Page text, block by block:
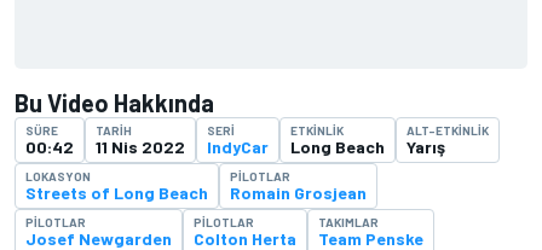
Bu Video Hakkında
SÜRE
00:42
TARIH
11 Nis 2022
SERI
IndyCar
ETKINLIK
Long Beach
ALT-ETKINLIK
Yarış
LOKASYON
Streets of Long Beach
PILOTLAR
Romain Grosjean
PILOTLAR
Josef Newgarden
PILOTLAR
Colton Herta
TAKIMLAR
Team Penske